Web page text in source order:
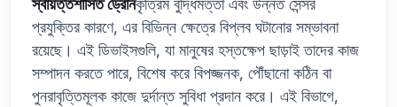
স্বায়ত্তশাসিত ড্রোনকৃত্রিম বুদ্ধিমত্তা এবং উন্নত সেন্সর
প্রযুক্তির কারণে, এর বিভিন্ন ক্ষেত্রে বিপ্লব ঘটানোর সম্ভাবনা
রয়েছে। এই ডিভাইসগুলি, যা মানুষের হস্তক্ষেপ ছাড়াই তাদের কাজ
সম্পাদন করতে পারে, বিশেষ করে বিপজ্জনক, পৌঁছানো কঠিন বা
পুনরাবৃত্তিমূলক কাজে দুর্দান্ত সুবিধা প্রদান করে। এই বিভাগে,